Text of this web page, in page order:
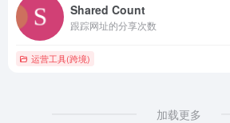
Shared Count
跟踪网址的分享次数
运营工具(跨境)
加载更多